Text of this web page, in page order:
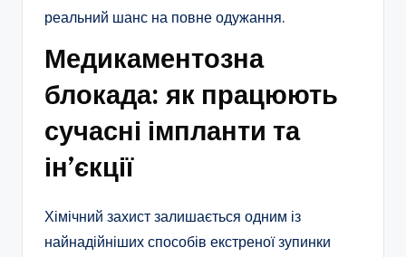
реальний шанс на повне одужання.
Медикаментозна
блокада: як працюють
сучасні імпланти та
ін’єкції
Хімічний захист залишається одним із
найнадійніших способів екстреної зупинки